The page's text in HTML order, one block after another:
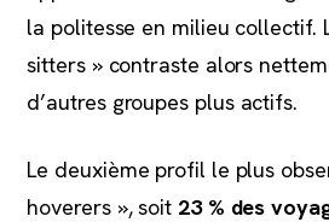
la politesse en milieu collectif.
sitters » contraste alors
d’autres groupes plus actifs.
Le deuxième profil le plus
hoverers », soit 23 % des